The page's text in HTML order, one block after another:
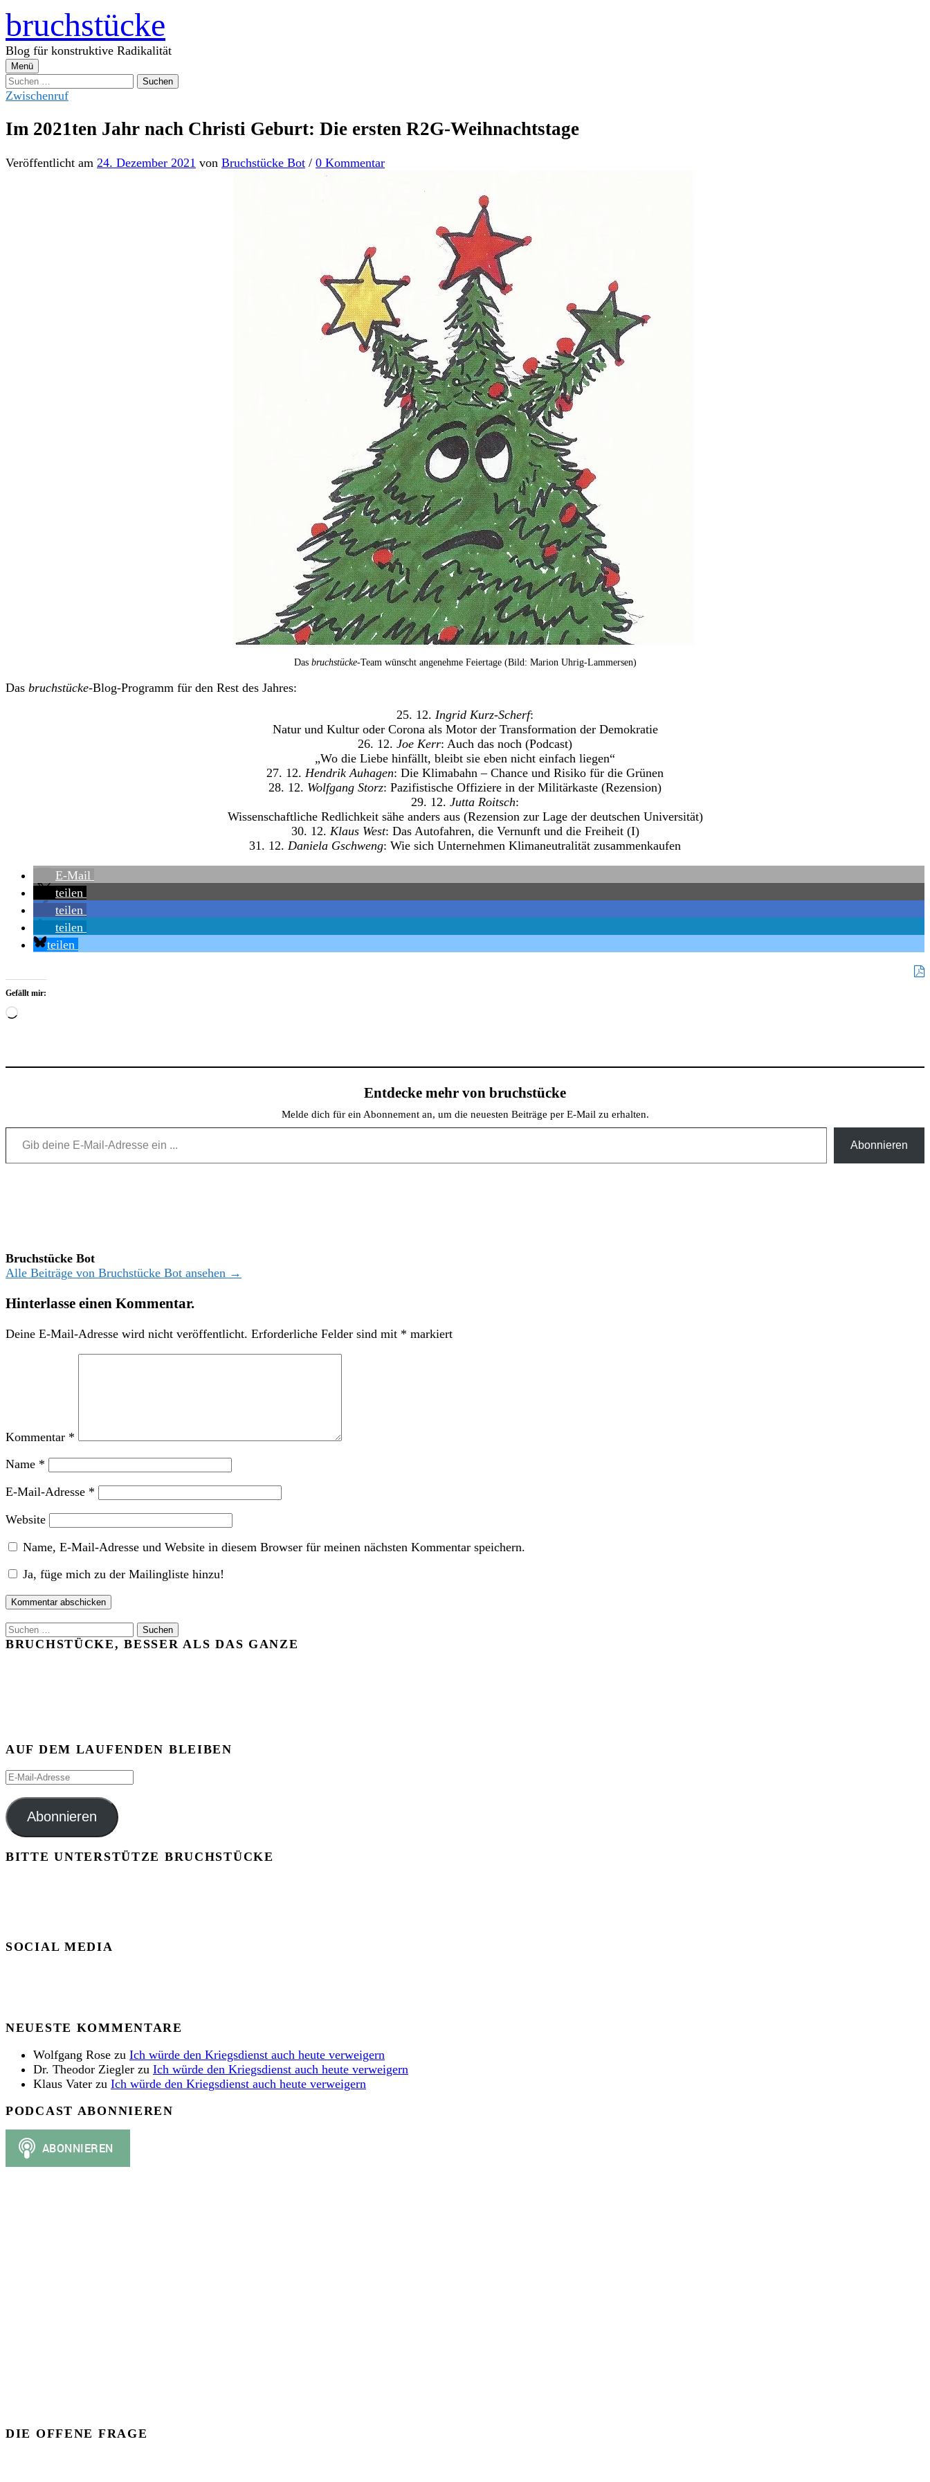
Zum
Inhalt
überspringen
bruchstücke
Blog für konstruktive Radikalität
Menü
Suchen
nach:
Zwischenruf
Im 2021ten Jahr nach Christi Geburt: Die ersten R2G-Weihnachtstage
Veröffentlicht am 24. Dezember 2021 von Bruchstücke Bot / 0 Kommentar
Das bruchstücke-Team wünscht angenehme Feiertage (Bild: Marion Uhrig-Lammersen)
Das bruchstücke-Blog-Programm für den Rest des Jahres:
25. 12. Ingrid Kurz-Scherf:
Natur und Kultur oder Corona als Motor der Transformation der Demokratie
26. 12. Joe Kerr: Auch das noch (Podcast)
„Wo die Liebe hinfällt, bleibt sie eben nicht einfach liegen“
27. 12. Hendrik Auhagen: Die Klimabahn – Chance und Risiko für die Grünen
28. 12. Wolfgang Storz: Pazifistische Offiziere in der Militärkaste (Rezension)
29. 12. Jutta Roitsch:
Wissenschaftliche Redlichkeit sähe anders aus (Rezension zur Lage der deutschen Universität)
30. 12. Klaus West: Das Autofahren, die Vernunft und die Freiheit (I)
31. 12. Daniela Gschweng: Wie sich Unternehmen Klimaneutralität zusammenkaufen
E-Mail
teilen
teilen
teilen
teilen
Gefällt mir:
Wird
Entdecke mehr von bruchstücke
Melde dich für ein Abonnement an, um die neuesten Beiträge per E-Mail zu erhalten.
Gib deine E-Mail-Adresse ein ...
Abonnieren
Bruchstücke Bot
Alle Beiträge von Bruchstücke Bot ansehen →
Hinterlasse einen Kommentar.
Deine E-Mail-Adresse wird nicht veröffentlicht. Erforderliche Felder sind mit * markiert
Kommentar *
Name *
E-Mail-Adresse *
Website
Name, E-Mail-Adresse und Website in diesem Browser für meinen nächsten Kommentar speichern.
Ja, füge mich zu der Mailingliste hinzu!
Suchen
nach:
BRUCHSTÜCKE, BESSER ALS DAS GANZE
AUF DEM LAUFENDEN BLEIBEN
E-
Adresse
Abonnieren
BITTE UNTERSTÜTZE BRUCHSTÜCKE
SOCIAL MEDIA
NEUESTE KOMMENTARE
Wolfgang Rose zu Ich würde den Kriegsdienst auch heute verweigern
Dr. Theodor Ziegler zu Ich würde den Kriegsdienst auch heute verweigern
Klaus Vater zu Ich würde den Kriegsdienst auch heute verweigern
PODCAST ABONNIEREN
DIE OFFENE FRAGE